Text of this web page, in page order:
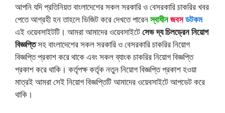
আপনি যদি প্রতিনিয়ত বাংলাদেশের সকল সরকারি ও বেসরকারি চাকরির খবর
পেতে আগ্রহী হন তাহলে ভিজিট করে দেখতে পারেনস্বাধীনজবসডটকম
এই ওয়েবসাইটটি। আমরা আমাদের ওয়েবসাইটেসেভ দ্য চিলড্রেন নিয়োগ
বিজ্ঞপ্তিসহ বাংলাদেশের সকল সরকারি ও বেসরকারি চাকরির নিয়োগ
বিজ্ঞপ্তি প্রকাশ করে থাকে এবং সকল ব্যাংক চাকরির নিয়োগ বিজ্ঞপ্তি
প্রকাশ করে থাকি। কর্তৃপক্ষ কর্তৃক নতুন নিয়োগ বিজ্ঞপ্তি প্রকাশ হওয়া
মাত্রই আমরা সেই নিয়োগ বিজ্ঞপ্তিটি আমাদের ওয়েবসাইটে আপডেট করে
থাকি।